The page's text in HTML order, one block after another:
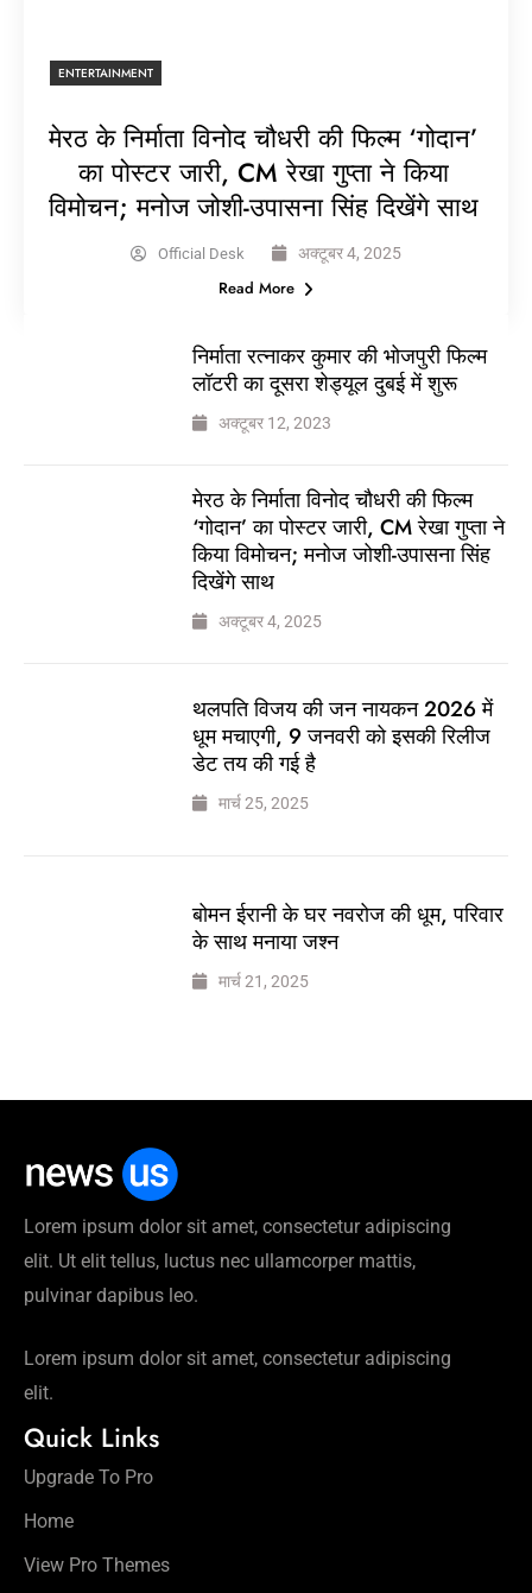
ENTERTAINMENT
मेरठ के निर्माता विनोद चौधरी की फिल्म ‘गोदान’
का पोस्टर जारी, CM रेखा गुप्ता ने किया
विमोचन; मनोज जोशी-उपासना सिंह दिखेंगे साथ
Official Desk अक्टूबर 4, 2025
Read More
निर्माता रत्नाकर कुमार की भोजपुरी फिल्म
लॉटरी का दूसरा शेड्यूल दुबई में शुरू
अक्टूबर 12, 2023
मेरठ के निर्माता विनोद चौधरी की फिल्म
‘गोदान’ का पोस्टर जारी, CM रेखा गुप्ता ने
किया विमोचन; मनोज जोशी-उपासना सिंह
दिखेंगे साथ
अक्टूबर 4, 2025
थलपति विजय की जन नायकन 2026 में
धूम मचाएगी, 9 जनवरी को इसकी रिलीज
डेट तय की गई है
मार्च 25, 2025
बोमन ईरानी के घर नवरोज की धूम, परिवार
के साथ मनाया जश्न
मार्च 21, 2025
Lorem ipsum dolor sit amet, consectetur adipiscing
elit. Ut elit tellus, luctus nec ullamcorper mattis,
pulvinar dapibus leo.
Lorem ipsum dolor sit amet, consectetur adipiscing
elit.
Quick Links
Upgrade To Pro
Home
View Pro Themes